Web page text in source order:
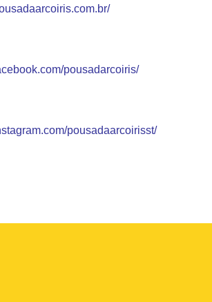
pousadarcoiris/
pousadaarcoirisst/